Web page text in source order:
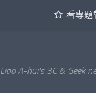
看專題
Liao A-hui's 3C & Geek